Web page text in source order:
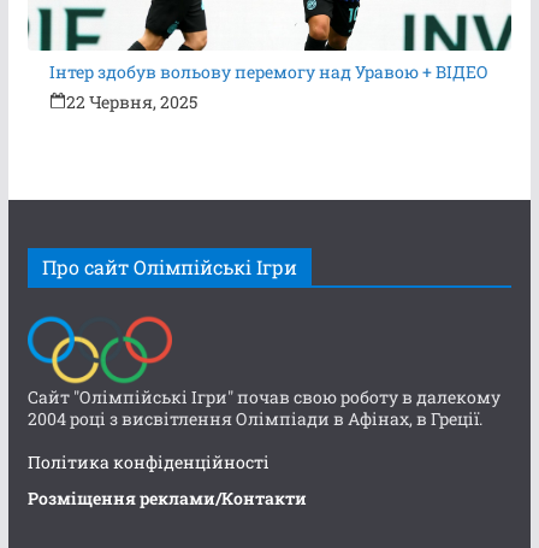
Інтер здобув вольову перемогу над Уравою + ВІДЕО
22 Червня, 2025
Про сайт Олімпійські Ігри
Сайт "Олімпійські Ігри" почав свою роботу в далекому
2004 році з висвітлення Олімпіади в Афінах, в Греції.
Політика конфіденційності
Розміщення реклами/Контакти